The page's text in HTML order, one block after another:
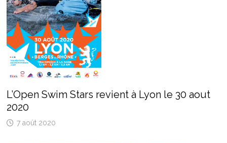
L’Open Swim Stars revient à Lyon le 30 aout
2020
7 août 2020